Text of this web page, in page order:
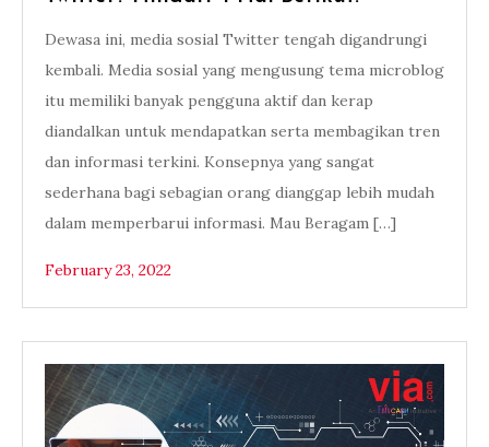
Dewasa ini, media sosial Twitter tengah digandrungi
kembali. Media sosial yang mengusung tema microblog
itu memiliki banyak pengguna aktif dan kerap
diandalkan untuk mendapatkan serta membagikan tren
dan informasi terkini. Konsepnya yang sangat
sederhana bagi sebagian orang dianggap lebih mudah
dalam memperbarui informasi. Mau Beragam […]
February 23, 2022